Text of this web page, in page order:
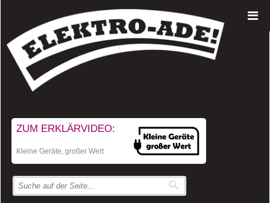
ZUM ERKLÄRVIDEO:
Kleine Geräte, großer Wert